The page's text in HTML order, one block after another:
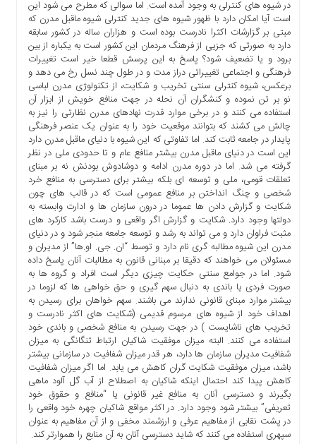
برگه
نمونه
تعرفه
درباره
در شیوه های کنترلی به وجود آمده است. اما سوالی که مطرح می شود این
است آیا امکان دارد با ظهور شیوه های جدید کنترلی شیوه ماقبل مدرن که
مبتی بر گزارشات اکثرا نادرست بوده است و هزاران ساله در کشور سابقه
دارد به صورتی که جزیی از فرهنگ مردمان این کشور است به یکباره از بین
برود و یا تضعیف شود؟ پاسخ به این پرسش قطعا خیر است تغییرات
فرهنگی و اجتماعی تغییراتی دراز مدت و در طول چند نسل رخ می دهد و
برعکس، شیوه کنترلی سنتی تخریب و شکایت، از تکنولوژی مدرن لباسی
نو بر تن نموده و کنشگران آن نحله در جهت منافع خویش از ابزار آن
استفاده می کنند و در برخی موارد قدرت نهادهای مدرن نظارتی را نیز به
چالش می کشند که بتوانند موقعیت خود را به عنوان یک عنصر فرهنگی
پایدار در جامعه ثابت کند. اما تفاوتی که این شیوه با دنیای ماقبل مدرن دارد
این است در دنیای ماقبل مدرن بیشتر منافع عام و تا حدودی ملی در نظر
گرفته می شد. اما در دوره مدرن ادامه و دوشادوش بودنش نه بر مبنای
تعلقات قومی، ملی و توسعه ای بلکه بیشتر برای دسترسی به منافع خرد
شخصی و چنگ انداختن بر منافع عمومی است که در قالب های چون
شکایت و گزارش دادن ها عموما در درون سازمان ها و ادارت وابسته به
دولتها وجود دارد. شکایت و گزارش اگر واقعی و درست باشد کارکرد های
مثبت فراوان دارد و می تواند به رشد و توسعه جامعه منجر شود و در دنیای
مدرن این شیوه مطالبه گری نام دارد و توسط “ان. جی. او.ها” از مدیران و
مسئولان می خواهند که دقیقا بر مبنانی قانون به مطالبات آنان پاسخ داده
شود. اما در جوامع سنتی حکایت چیزی دیگر است افراد و گروه ها به
صورت فردی یا باندی به دنبال سهم گیری و حق خواهی ها که لزوما در
بیشتر موارد مبنای قانونی ندارند می باشند. سهم خواهان برای رسیدن به
اهداف خود از شیوه های مرسوم قدیمی (شکایت های اکثر نادرست و
تخریب های ناشایست ) در جهت رسیدن به منافع شخصی و باندی خود
استفاده می کنند. البته میزان موفقیت شاکیان ارتباط تنگانگی به میزان
شفافیت مدیران سازمان ها دارد، هر قدر میزان شفافیت در سازمانی بیشتر
باشد، میزان موفقیت شکایت گران کاهش می یابد. اما اگر میزان شفافیت
کاهش پیدا کند احتمال اینکه شاکیان به اصطلاح از آب گل آلود ماهی
بگیرند و دسترسی آنان به منافع غیر قانونی یا “منافع و حقوق خود
تعریفی” بیشتر شود وجود دارد. در اکثر مواقع شاکیان چهره خود واقعی را
در پشت نقابی از مفاهیم عرفی و ارزشمند مخفی و از آن مفاهیم به عنوان
سپهری استفاده می کنند که شاید دسترسی آنان به آن منابع را هموارتر کند.